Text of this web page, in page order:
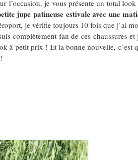
l’occasion, je vous présente un total look
jupe patineuse estivale avec une
je vérifie toujours 10 fois que j’ai
complètement fan de ces chaussures
à petit prix ! Et la bonne nouvelle,